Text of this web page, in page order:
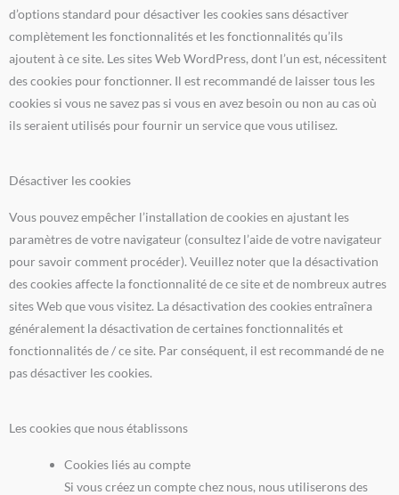
d’options standard pour désactiver les cookies sans désactiver
complètement les fonctionnalités et les fonctionnalités qu’ils
ajoutent à ce site. Les sites Web WordPress, dont l’un est, nécessitent
des cookies pour fonctionner. Il est recommandé de laisser tous les
cookies si vous ne savez pas si vous en avez besoin ou non au cas où
ils seraient utilisés pour fournir un service que vous utilisez.
Désactiver les cookies
Vous pouvez empêcher l’installation de cookies en ajustant les
paramètres de votre navigateur (consultez l’aide de votre navigateur
pour savoir comment procéder). Veuillez noter que la désactivation
des cookies affecte la fonctionnalité de ce site et de nombreux autres
sites Web que vous visitez. La désactivation des cookies entraînera
généralement la désactivation de certaines fonctionnalités et
fonctionnalités de / ce site. Par conséquent, il est recommandé de ne
pas désactiver les cookies.
Les cookies que nous établissons
Cookies liés au compte
Si vous créez un compte chez nous, nous utiliserons des